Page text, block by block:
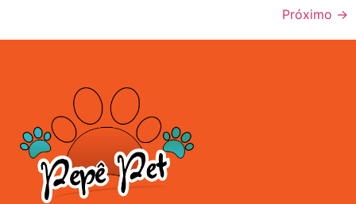
Próximo →